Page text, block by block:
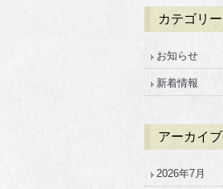
カテゴリー
お知らせ
新着情報
アーカイブ
2026年7月